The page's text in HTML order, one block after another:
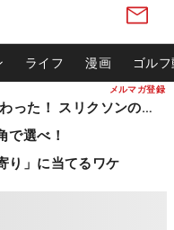
メルマガ登録
ライフ 漫画 ゴル
『4』が消え『R』が加わった！ スリクソンの新作
で選べ！
り」に当てるワケ